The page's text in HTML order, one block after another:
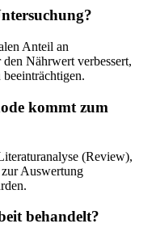
Anteil an
Nährwert verbessert,
kommt zum
(Review),
Auswertung
behandelt?